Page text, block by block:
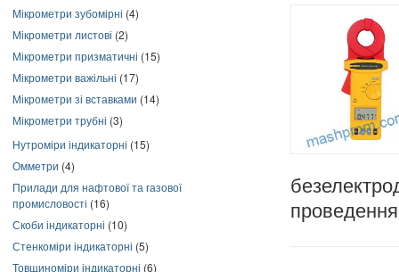
Мікрометри зубомірні (4)
Мікрометри листові (2)
Мікрометри призматичні (15)
Мікрометри важільні (17)
Мікрометри зі вставками (14)
Мікрометри трубні (3)
Нутроміри індикаторні (15)
Омметри (4)
Прилади для нафтової та газової
промисловості (16)
Скоби індикаторні (10)
Стенкоміри індикаторні (5)
Товщиноміри індикаторні (6)